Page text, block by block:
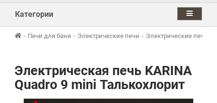
Категории
Печи для бани Электрические печи Электрические печи
Электрическая печь KARINA
Quadro 9 mini Талькохлорит